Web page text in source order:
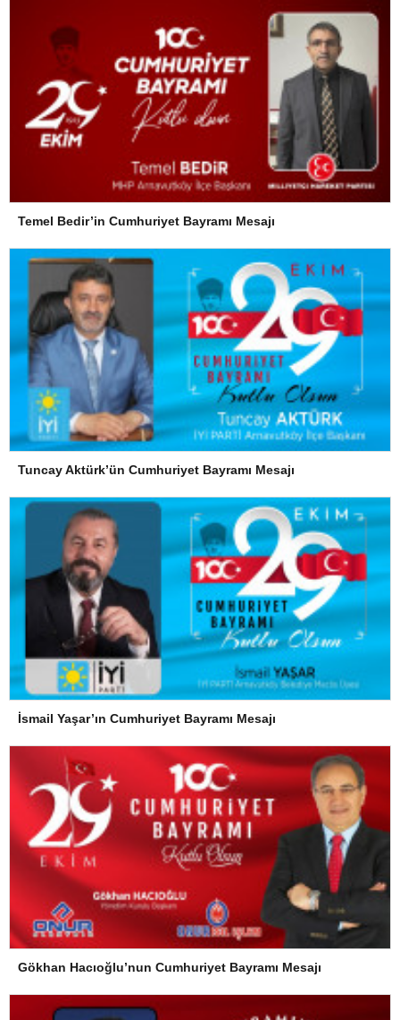
Temel Bedir’in Cumhuriyet Bayramı Mesajı
Tuncay Aktürk’ün Cumhuriyet Bayramı Mesajı
İsmail Yaşar’ın Cumhuriyet Bayramı Mesajı
Gökhan Hacıoğlu’nun Cumhuriyet Bayramı Mesajı